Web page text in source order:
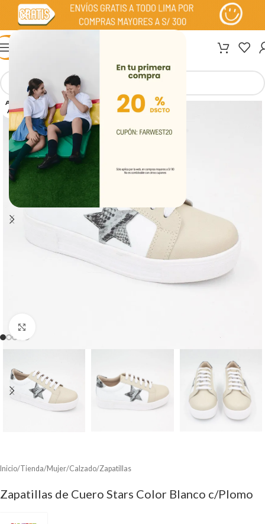
AGOT
ADO
Inicio/Tienda/Mujer/Calzado/Zapatillas
Zapatillas de Cuero Stars Color Blanco c/Plomo